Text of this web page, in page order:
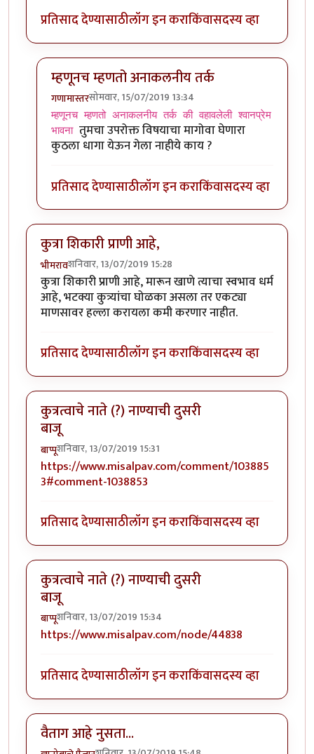
प्रतिसाद देण्यासाठीलॉग इन कराकिंवासदस्य व्हा
म्हणूनच म्हणतो अनाकलनीय तर्क
गणामास्तरसोमवार, 15/07/2019 13:34
In reply toअनाकलनीय तर्क की वहावलेली श्वानप्रेम भावना ?
म्हणूनच म्हणतो अनाकलनीय तर्क की वहावलेली श्वानप्रेम
भावना तुमचा उपरोक्त विषयाचा मागोवा घेणारा
कुठला धागा येऊन गेला नाहीये काय ?
प्रतिसाद देण्यासाठीलॉग इन कराकिंवासदस्य व्हा
कुत्रा शिकारी प्राणी आहे,
भीमरावशनिवार, 13/07/2019 15:28
कुत्रा शिकारी प्राणी आहे, मारून खाणे त्याचा स्वभाव धर्म
आहे, भटक्या कुत्र्यांचा घोळका असला तर एकट्या
माणसावर हल्ला करायला कमी करणार नाहीत.
प्रतिसाद देण्यासाठीलॉग इन कराकिंवासदस्य व्हा
कुत्रत्वाचे नाते (?) नाण्याची दुसरी
बाजू
बाप्पूशनिवार, 13/07/2019 15:31
https://www.misalpav.com/comment/103885
3#comment-1038853
प्रतिसाद देण्यासाठीलॉग इन कराकिंवासदस्य व्हा
कुत्रत्वाचे नाते (?) नाण्याची दुसरी
बाजू
बाप्पूशनिवार, 13/07/2019 15:34
https://www.misalpav.com/node/44838
प्रतिसाद देण्यासाठीलॉग इन कराकिंवासदस्य व्हा
वैताग आहे नुसता...